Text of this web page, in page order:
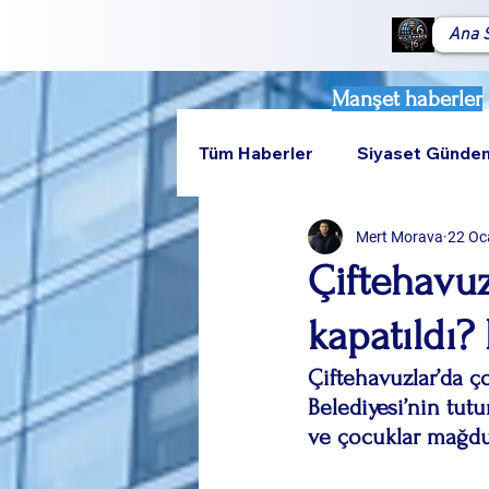
Ana
Manşet haberler
Tüm Haberler Siyaset
Teknoloji Rumeli
Mert Morava 22
Çiftehavuzlar’da
Belediyesi’nin
ve çocuklar